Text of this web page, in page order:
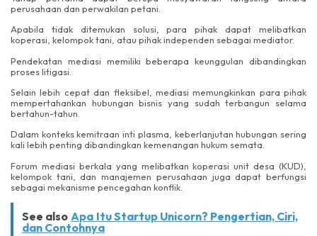
perusahaan dan perwakilan petani.
Apabila tidak ditemukan solusi, para pihak dapat melibatkan
koperasi, kelompok tani, atau pihak independen sebagai mediator.
Pendekatan mediasi memiliki beberapa keunggulan dibandingkan
proses litigasi.
Selain lebih cepat dan fleksibel, mediasi memungkinkan para pihak
mempertahankan hubungan bisnis yang sudah terbangun selama
bertahun-tahun.
Dalam konteks kemitraan inti plasma, keberlanjutan hubungan sering
kali lebih penting dibandingkan kemenangan hukum semata.
Forum mediasi berkala yang melibatkan koperasi unit desa (KUD),
kelompok tani, dan manajemen perusahaan juga dapat berfungsi
sebagai mekanisme pencegahan konflik.
See also Apa Itu Startup Unicorn? Pengertian, Ciri,
dan Contohnya